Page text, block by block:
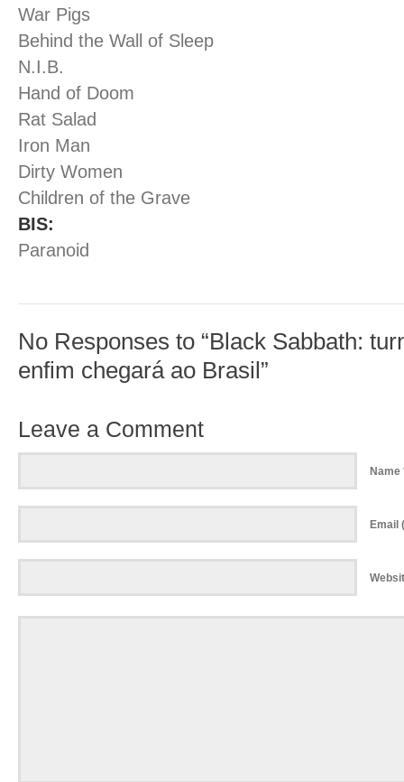
War Pigs
Behind the Wall of Sleep
N.I.B.
Hand of Doom
Rat Salad
Iron Man
Dirty Women
Children of the Grave
BIS:
Paranoid
No Responses to “Black Sabbath:
enfim chegará ao Brasil”
Leave a Comment
Name
Email